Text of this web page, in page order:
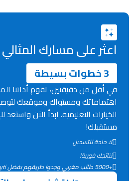
اعثر على مسارك
3 خطوات بسيطة
في أقل من دقيقتين، تقوم أداتنا
اهتماماتك ومستواك وموقعك
الخيارات التعليمية. ابدأ الآن
مستقبلك!
لا حاجة للتسجيل
نتائجك فورية!
+5000 طالب مغربي وجدوا طريقهم بفضل 9rayti.